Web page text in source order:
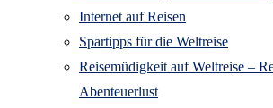
Internet auf Reisen
Spartipps für die Weltreise
Reisemüdigkeit auf Weltreise –
Abenteuerlust